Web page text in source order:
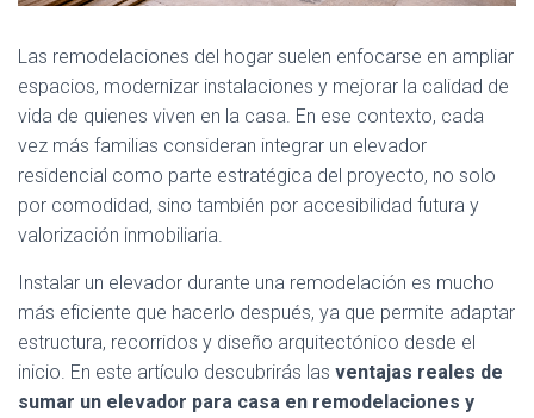
Las remodelaciones del hogar suelen enfocarse en ampliar
espacios, modernizar instalaciones y mejorar la calidad de
vida de quienes viven en la casa. En ese contexto, cada
vez más familias consideran integrar un elevador
residencial como parte estratégica del proyecto, no solo
por comodidad, sino también por accesibilidad futura y
valorización inmobiliaria.
Instalar un elevador durante una remodelación es mucho
más eficiente que hacerlo después, ya que permite adaptar
estructura, recorridos y diseño arquitectónico desde el
inicio. En este artículo descubrirás las ventajas reales de
sumar un elevador para casa en remodelaciones y